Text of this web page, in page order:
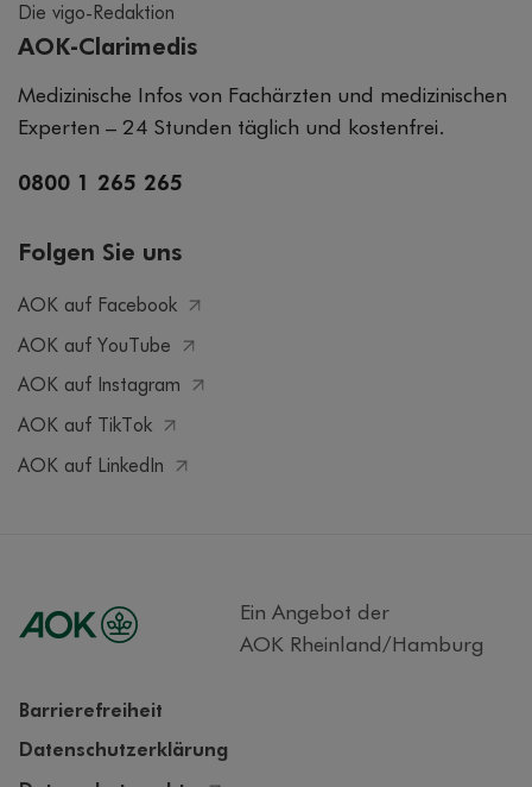
Die vigo-Redaktion
AOK-Clarimedis
Medizinische Infos von Fachärzten und medizinischen
Experten – 24 Stunden täglich und kostenfrei.
0800 1 265 265
Folgen Sie uns
AOK auf Facebook
AOK auf YouTube
AOK auf Instagram
AOK auf TikTok
AOK auf LinkedIn
Ein Angebot der
AOK Rheinland/Hamburg
Barrierefreiheit
Datenschutzerklärung